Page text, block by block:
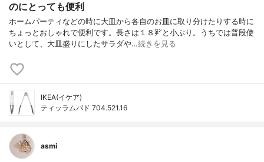
のにとっても便利
ホームパーティなどの時に大皿から各自のお皿に取り分けたりする時に
ちょっとおしゃれで便利です。長さは１８㌢と小ぶり。うちでは普段使
いとして、大皿盛りにしたサラダや…続きを見る
IKEA(イケア)
ティッラムパド 704.521.16
asmi